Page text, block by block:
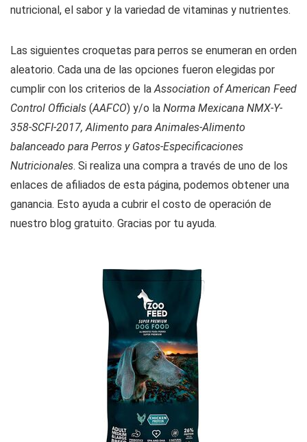
nutricional, el sabor y la variedad de vitaminas y nutrientes.
Las siguientes croquetas para perros se enumeran en orden
aleatorio. Cada una de las opciones fueron elegidas por
cumplir con los criterios de laAssociation of American Feed
Control Officials (AAFCO) y/o la Norma Mexicana NMX-Y-
358-SCFI-2017, Alimento para Animales-Alimento
balanceado para Perros y Gatos-Especificaciones
Nutricionales. Si realiza una compra a través de uno de los
enlaces de afiliados de esta página, podemos obtener una
ganancia. Esto ayuda a cubrir el costo de operación de
nuestro blog gratuito. Gracias por tu ayuda.